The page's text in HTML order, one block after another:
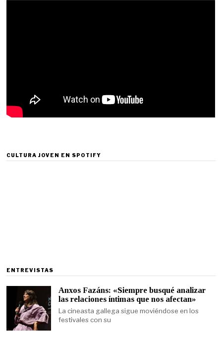
CULTURA JOVEN EN SPOTIFY
ENTREVISTAS
Anxos Fazáns: «Siempre busqué analizar
las relaciones íntimas que nos afectan»
La cineasta gallega sigue moviéndose en los
festivales con su